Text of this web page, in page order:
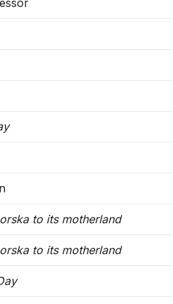
to its motherland
to its motherland